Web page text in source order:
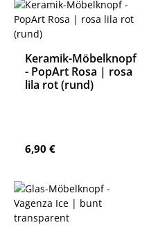
Keramik-Möbelknopf
- PopArt Rosa | rosa
lila rot (rund)
Regulärer Preis:
6,90 €